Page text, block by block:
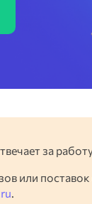
за
или
.